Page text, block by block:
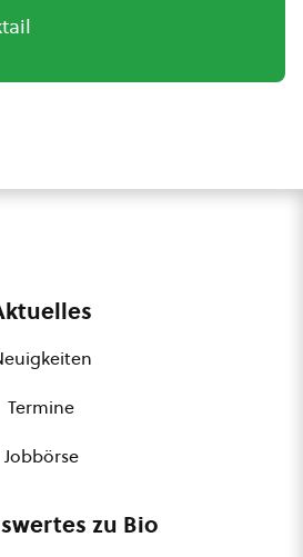
Termine
Jobbörse
zu Bio